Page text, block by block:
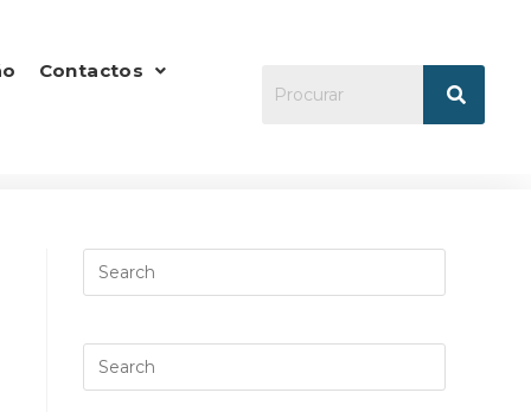
Contactos